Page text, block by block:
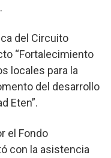
del Circuito
“Fortalecimiento
locales para la
del desarrollo
Eten”.
el Fondo
con la asistencia